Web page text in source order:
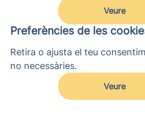
Veure
Preferències de les
Retira o ajusta el teu
no necessàries.
Veure